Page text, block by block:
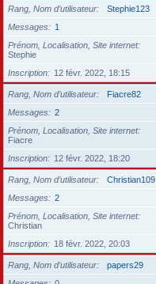
Rang, Nom d’utilisateur
Stephie123
Messages
1
Prénom, Localisation, Site internet
Stephie
Inscription
12 févr. 2022, 18:15
Rang, Nom d’utilisateur
Fiacre82
Messages
2
Prénom, Localisation, Site internet
Fiacre
Inscription
12 févr. 2022, 18:20
Rang, Nom d’utilisateur
Christian109
Messages
2
Prénom, Localisation, Site internet
Christian
Inscription
18 févr. 2022, 20:03
Rang, Nom d’utilisateur
papers29